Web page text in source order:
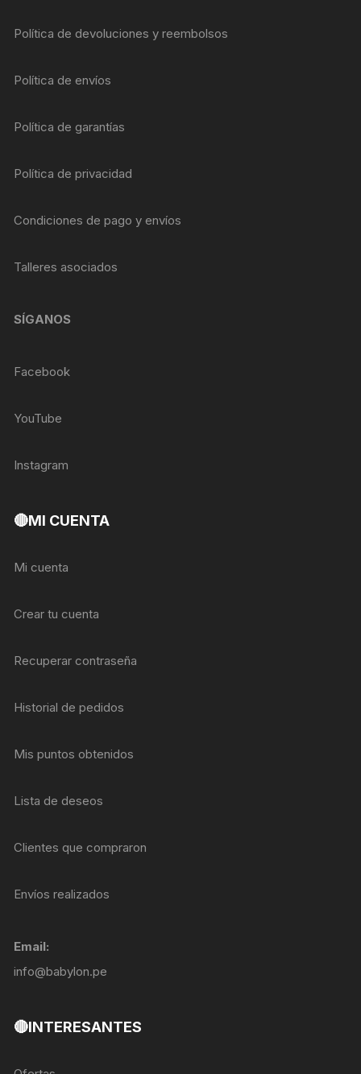
Política de devoluciones y reembolsos
Política de envíos
Política de garantías
Política de privacidad
Condiciones de pago y envíos
Talleres asociados
SÍGANOS
Facebook
YouTube
Instagram
🔴MI CUENTA
Mi cuenta
Crear tu cuenta
Recuperar contraseña
Historial de pedidos
Mis puntos obtenidos
Lista de deseos
Clientes que compraron
Envíos realizados
Email:
info@babylon.pe
🔴INTERESANTES